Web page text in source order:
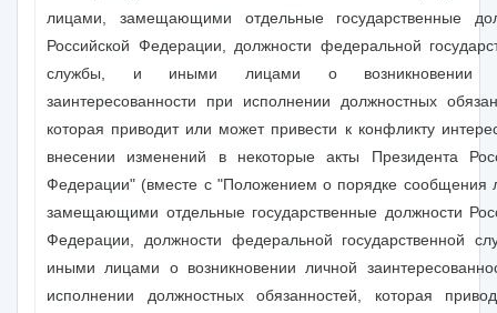
лицами, замещающими отдельные государственные
Российской Федерации, должности федеральной
службы, и иными лицами о возникновении
заинтересованности при исполнении должностных
которая приводит или может привести к конфликту
внесении изменений в некоторые акты Президента
Федерации" (вместе с "Положением о порядке сообщения
замещающими отдельные государственные должности
Федерации, должности федеральной государственной
иными лицами о возникновении личной
исполнении должностных обязанностей, которая